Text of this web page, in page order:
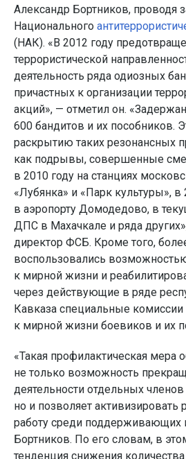
Александр Бортников, проводя
Национального
(НАК). «В 2012 году
террористической
деятельность ряда одиозных
причастных к организации
акций», — отметил он.
600 бандитов и их пособников.
раскрытию таких резонансных
как подрывы, совершенные
в 2010 году на станциях
«Лубянка» и «Парк культуры», в
в аэропорту Домодедово, в
ДПС в Махачкале и ряда
директор ФСБ. Кроме того,
воспользовались
к мирной жизни и
через действующие в ряде
Кавказа специальные комиссии
к мирной жизни боевиков и их
«Такая профилактическая мера
не только возможность
деятельности отдельных членов
но и позволяет активизировать
работу среди поддерживающих
Бортников. По его словам, в
тенденция снижения